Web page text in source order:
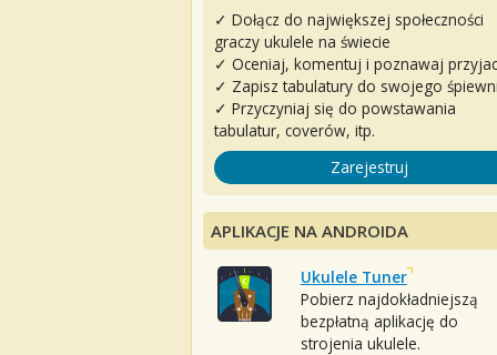
✓ Dołącz do największej społeczności
graczy ukulele na świecie
✓ Oceniaj, komentuj i poznawaj
✓ Zapisz tabulatury do swojego
✓ Przyczyniaj się do powstawania
tabulatur, coverów, itp.
Zarejestruj
APLIKACJE NA ANDROIDA
Ukulele Tuner
Pobierz najdokładniejszą
bezpłatną aplikację do
strojenia ukulele.